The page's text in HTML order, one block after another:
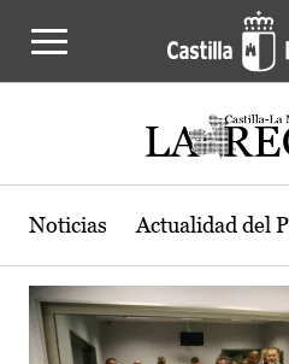
Actualidad de la
Noticias Actualidad del